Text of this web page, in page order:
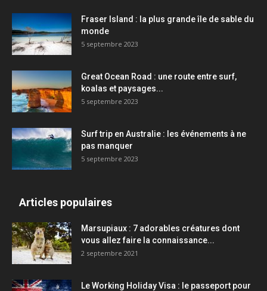
Fraser Island : la plus grande île de sable du
monde
5 septembre 2023
Great Ocean Road : une route entre surf,
koalas et paysages...
5 septembre 2023
Surf trip en Australie : les événements à ne
pas manquer
5 septembre 2023
Articles populaires
Marsupiaux : 7 adorables créatures dont
vous allez faire la connaissance...
2 septembre 2021
Le Working Holiday Visa : le passeport pour